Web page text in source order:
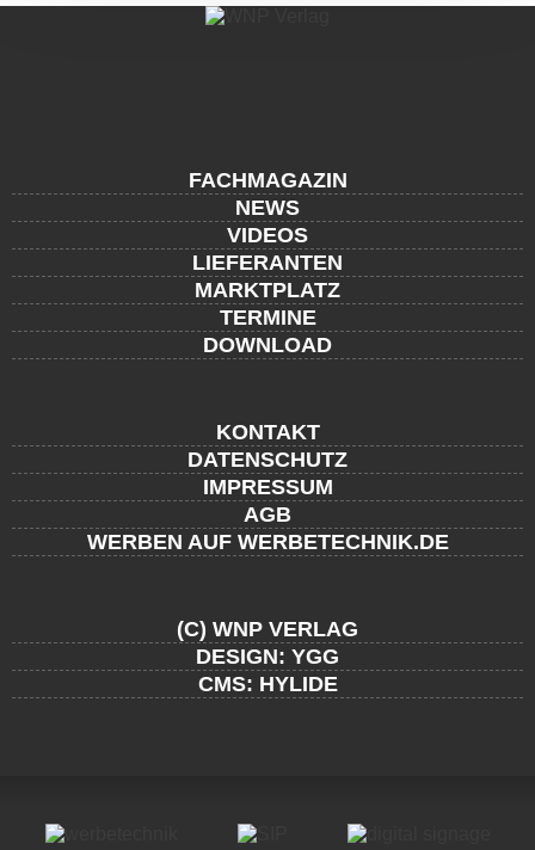
FACHMAGAZIN
NEWS
VIDEOS
LIEFERANTEN
MARKTPLATZ
TERMINE
DOWNLOAD
KONTAKT
DATENSCHUTZ
IMPRESSUM
AGB
WERBEN AUF WERBETECHNIK.DE
(C) WNP VERLAG
DESIGN: YGG
CMS: HYLIDE